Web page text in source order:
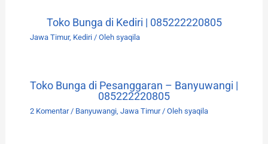
Toko Bunga di Kediri | 085222220805
Jawa Timur, Kediri/ Oleh syaqila
Toko Bunga di Pesanggaran – Banyuwangi |
085222220805
2 Komentar / Banyuwangi, Jawa Timur/ Oleh syaqila